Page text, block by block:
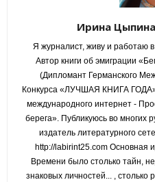
Ирина
Я журналист, живу и работаю
Автор книги об эмиграции
(Дипломант Германского
Конкурса «ЛУЧШАЯ КНИГА ГОДА»
международного интернет -
берега». Публикуюсь во многих
издатель литературного
http://labirint25.com Основная
Времени было столько тайн,
знаковых личностей... , столько